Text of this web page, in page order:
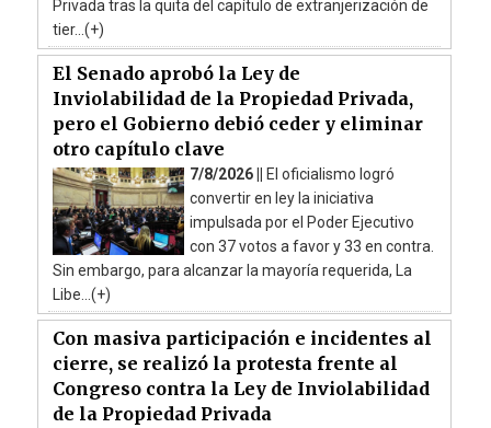
Privada tras la quita del capítulo de extranjerización de
tier...(+)
El Senado aprobó la Ley de
Inviolabilidad de la Propiedad Privada,
pero el Gobierno debió ceder y eliminar
otro capítulo clave
7/8/2026 || El oficialismo logró
convertir en ley la iniciativa
impulsada por el Poder Ejecutivo
con 37 votos a favor y 33 en contra.
Sin embargo, para alcanzar la mayoría requerida, La
Libe...(+)
Con masiva participación e incidentes al
cierre, se realizó la protesta frente al
Congreso contra la Ley de Inviolabilidad
de la Propiedad Privada